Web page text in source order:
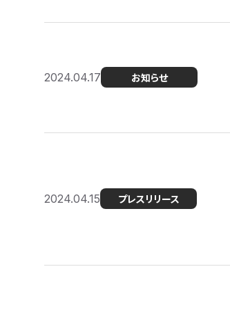
2024.04.17 お知らせ
2024.04.15 プレスリリース